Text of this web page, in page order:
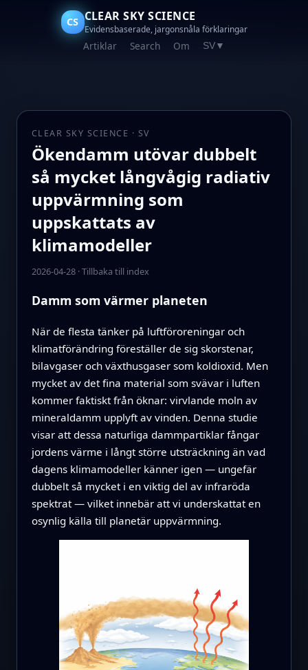
CS CLEAR SKY SCIENCE
Evidensbaserade, jargonsnåla förklaringar
Artiklar Search Om SV ▼
CLEAR SKY SCIENCE · SV
Ökendamm utövar dubbelt
så mycket långvågig radiativ
uppvärmning som
uppskattats av
klimamodeller
2026-04-28·Tillbaka till index
Damm som värmer planeten
När de flesta tänker på luftföroreningar och
klimatförändring föreställer de sig skorstenar,
bilavgaser och växthusgaser som koldioxid. Men
mycket av det fina material som svävar i luften
kommer faktiskt från öknar: virvlande moln av
mineraldamm upplyft av vinden. Denna studie
visar att dessa naturliga dammpartiklar fångar
jordens värme i långt större utsträckning än vad
dagens klimamodeller känner igen — ungefär
dubbelt så mycket i en viktig del av infraröda
spektrat — vilket innebär att vi underskattat en
osynlig källa till planetär uppvärmning.